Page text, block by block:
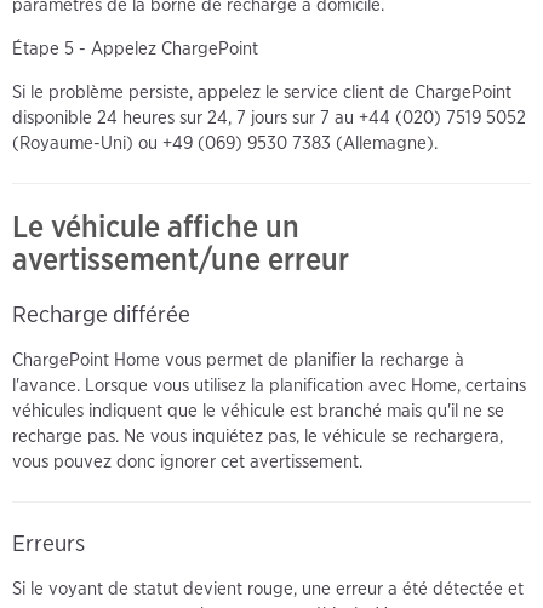
paramètres de la borne de recharge à domicile.
Étape 5 - Appelez ChargePoint
Si le problème persiste, appelez le service client de ChargePoint
disponible 24 heures sur 24, 7 jours sur 7 au +44 (020) 7519 5052
(Royaume-Uni) ou +49 (069) 9530 7383 (Allemagne).
Le véhicule affiche un
avertissement/une erreur
Recharge différée
ChargePoint Home vous permet de planifier la recharge à
l'avance. Lorsque vous utilisez la planification avec Home, certains
véhicules indiquent que le véhicule est branché mais qu'il ne se
recharge pas. Ne vous inquiétez pas, le véhicule se rechargera,
vous pouvez donc ignorer cet avertissement.
Erreurs
Si le voyant de statut devient rouge, une erreur a été détectée et